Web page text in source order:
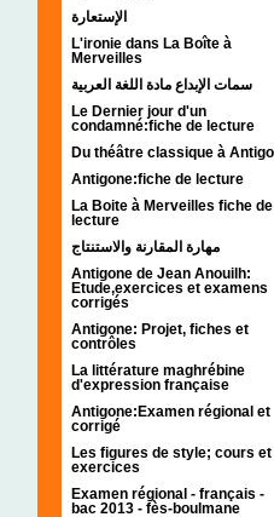
الإستعارة
L'ironie dans La Boîte à
Merveilles
سمات الإبداع مادة اللغة العربية
Le Dernier jour d'un
condamné:fiche de lecture
Du théâtre classique à
Antigone:fiche de lecture
La Boite à Merveilles fiche de
lecture
مهارة المقارنة والاستنتاج
Antigone de Jean Anouilh:
Etude,exercices et examens
corrigés
Antigone: Projet, fiches et
contrôles
La littérature maghrébine
d'expression française
Antigone:Examen régional et
corrigé
Les figures de style; cours et
exercices
Examen régional - français -
bac 2013 - fès-boulmane